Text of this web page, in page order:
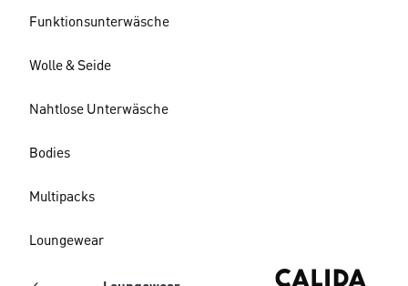
Funktionsunterwäsche
Wolle & Seide
Nahtlose Unterwäsche
Bodies
Multipacks
Loungewear